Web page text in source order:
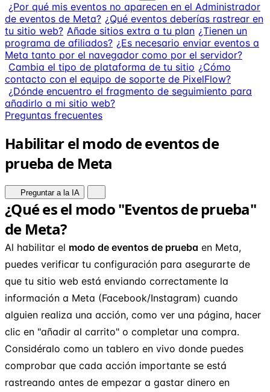
¿Por qué mis eventos no aparecen en el Administrador
de eventos de Meta? ¿Qué eventos deberías rastrear en
tu sitio web? Añade sitios extra a tu plan ¿Tienen un
programa de afiliados? ¿Es necesario enviar eventos a
Meta tanto por el navegador como por el servidor?
Cambia el tipo de plataforma de tu sitio ¿Cómo
contacto con el equipo de soporte de PixelFlow?
¿Dónde encuentro el fragmento de seguimiento para
añadirlo a mi sitio web?
Preguntas frecuentes
Habilitar el modo de eventos de
prueba de Meta
Preguntar a la IA
¿Qué es el modo "Eventos de prueba"
de Meta?
Al habilitar el modo de eventos de prueba en Meta,
puedes verificar tu configuración para asegurarte de
que tu sitio web está enviando correctamente la
información a Meta (Facebook/Instagram) cuando
alguien realiza una acción, como ver una página, hacer
clic en "añadir al carrito" o completar una compra.
Considéralo como un tablero en vivo donde puedes
comprobar que cada acción importante se está
rastreando antes de empezar a gastar dinero en